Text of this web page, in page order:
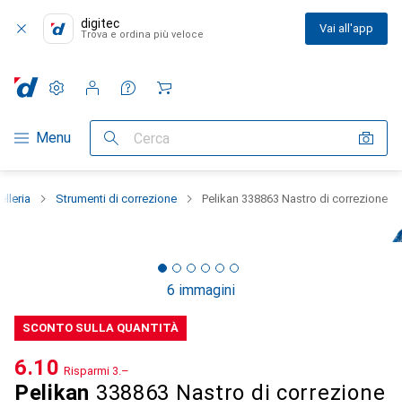
digitec
Trova e ordina più veloce Vai all'app
Categoria Navigazione
Menu Cerca
Impostazioni
Conto cliente
Liste di confronto
Liste dei desideri
Carrello
Strumenti di correzione Pelikan 338863 Nastro di correzione
6 immagini
SCONTO SULLA QUANTITÀ
Pelikan 338863 Nastro di correzione
CHF
6.10 Risparmi CHF
3.–